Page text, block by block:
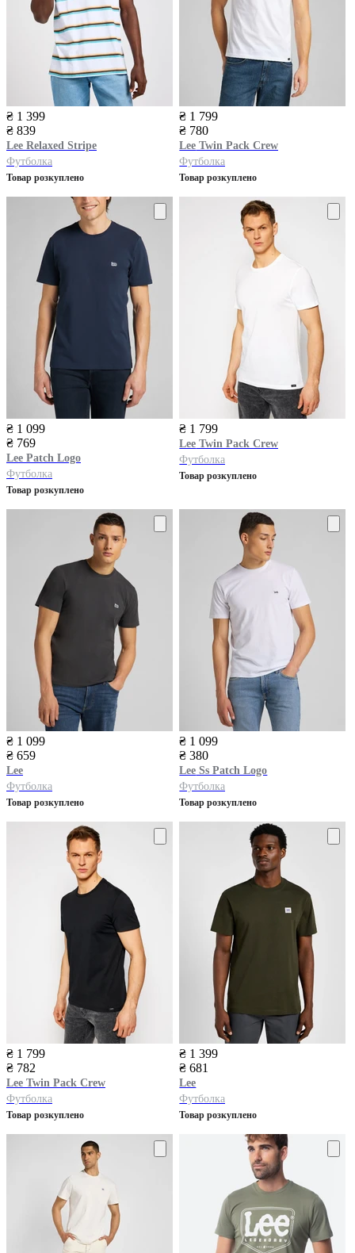
₴ 1 399
₴ 839
Lee Relaxed Stripe
Футболка
Товар розкуплено
₴ 1 799
₴ 780
Lee Twin Pack Crew
Футболка
Товар розкуплено
₴ 1 099
₴ 769
Lee Patch Logo
Футболка
Товар розкуплено
₴ 1 799
Lee Twin Pack Crew
Футболка
Товар розкуплено
₴ 1 099
₴ 659
Lee
Футболка
Товар розкуплено
₴ 1 099
₴ 380
Lee Ss Patch Logo
Футболка
Товар розкуплено
₴ 1 799
₴ 782
Lee Twin Pack Crew
Футболка
Товар розкуплено
₴ 1 399
₴ 681
Lee
Футболка
Товар розкуплено